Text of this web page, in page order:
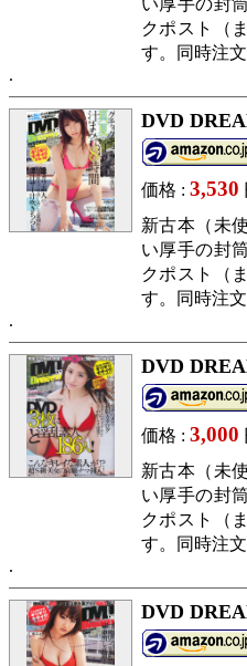
クポスト（
す。同時注
DVD
価格 : 3,530
新古本（未
い厚手の封
クポスト（
す。同時注
DVD
価格 : 3,000
新古本（未
い厚手の封
クポスト（
す。同時注
DVD